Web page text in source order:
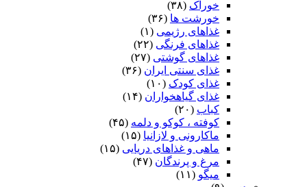
خوراک (۳۸)
خورشت ها (۳۶)
غذاهای رژیمی (۱)
غذاهای فرنگی (۲۲)
غذاهای گوشتی (۲۷)
غذای سنتی ایران (۳۶)
غذای کودک (۱۰)
غذای گیاهخواران (۱۴)
کباب (۲۰)
کوفته ، کوکو و دلمه (۴۵)
ماکارونی و لازانیا (۱۵)
ماهی و غذاهای دریایی (۱۵)
مرغ و پرندگان (۴۷)
میگو (۱۱)